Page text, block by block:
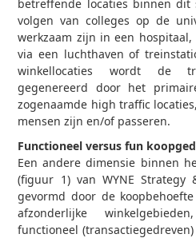
betreffende locaties binnen dit
volgen van colleges op de
werkzaam zijn in een
via een luchthaven of
winkellocaties wordt de
gegenereerd door het
zogenaamde high traffic
mensen zijn en/of passeren.
Functioneel versus fun
Een andere dimensie binnen
(figuur 1) van WYNE Strategy
gevormd door de
afzonderlijke
functioneel